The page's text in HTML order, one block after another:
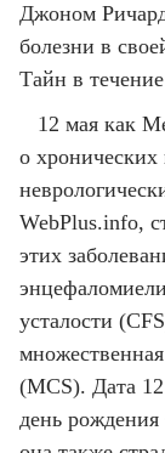
Джоном
болезни в
Тайн в
12 мая как
о
WebPlus.info,
этих
усталости
(MCS). Дата
день